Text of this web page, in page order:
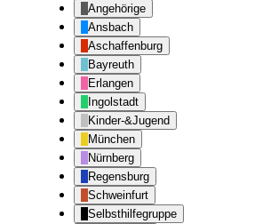
Angehörige
Ansbach
Aschaffenburg
Bayreuth
Erlangen
Ingolstadt
Kinder-&Jugend
München
Nürnberg
Regensburg
Schweinfurt
Selbsthilfegruppe